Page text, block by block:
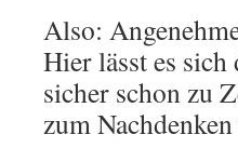
Also:
Hier lässt es
sicher schon zu
zum